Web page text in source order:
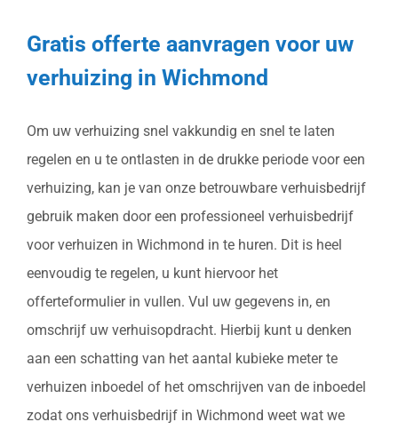
Gratis offerte aanvragen voor uw
verhuizing in Wichmond
Om uw verhuizing snel vakkundig en snel te laten
regelen en u te ontlasten in de drukke periode voor een
verhuizing, kan je van onze betrouwbare verhuisbedrijf
gebruik maken door een professioneel verhuisbedrijf
voor verhuizen in Wichmond in te huren. Dit is heel
eenvoudig te regelen, u kunt hiervoor het
offerteformulier in vullen. Vul uw gegevens in, en
omschrijf uw verhuisopdracht. Hierbij kunt u denken
aan een schatting van het aantal kubieke meter te
verhuizen inboedel of het omschrijven van de inboedel
zodat ons verhuisbedrijf in Wichmond weet wat we